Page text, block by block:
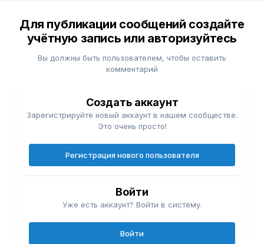
Для публикации сообщений создайте
учётную запись или авторизуйтесь
Вы должны быть пользователем, чтобы оставить
комментарий
Создать аккаунт
Зарегистрируйте новый аккаунт в нашем сообществе.
Это очень просто!
Регистрация нового пользователя
Войти
Уже есть аккаунт? Войти в систему.
Войти